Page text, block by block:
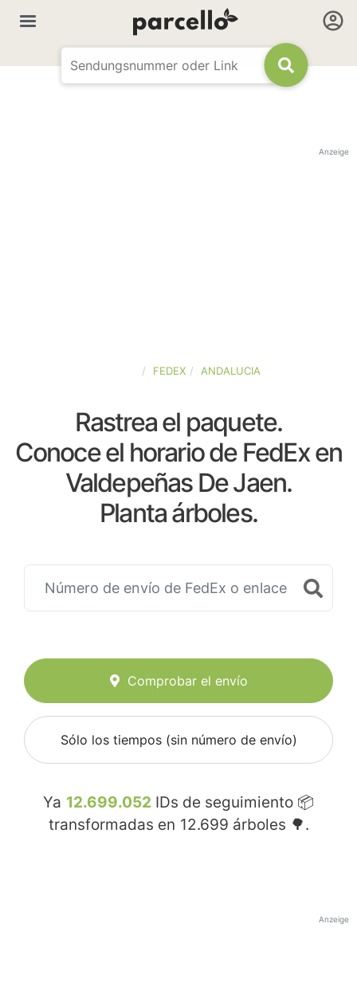
Anzeige
FEDEX ANDALUCIA
Rastrea el paquete.
Conoce el horario de FedEx en
Valdepeñas De Jaen.
Planta árboles.
Comprobar el envío
Sólo los tiempos (sin número de envío)
Ya 12.699.052 IDs de seguimiento 📦
transformadas en 12.699 árboles 🌳.
Anzeige